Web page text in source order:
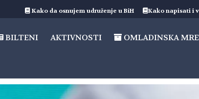
Kako da osnujem udruženje u BiH Kako napisati i
BILTENI AKTIVNOSTI OMLADINSKA